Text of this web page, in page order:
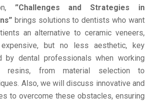
”Challenges and Strategies in
brings solutions to dentists who want
an alternative to ceramic veneers,
but no less aesthetic, key
by dental professionals when working
resins, from material selection to
Also, we will discuss innovative and
to overcome these obstacles, ensuring